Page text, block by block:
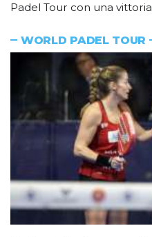
Padel Tour con una vittoria
WORLD PADEL TOUR